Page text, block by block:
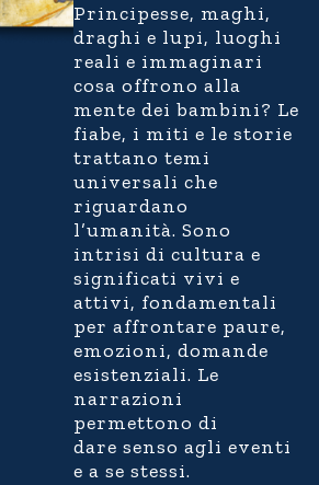
Principesse, maghi,
draghi e lupi, luoghi
reali e immaginari
cosa offrono alla
mente dei bambini? Le
fiabe, i miti e le storie
trattano temi
universali che
riguardano
l’umanità. Sono
intrisi di cultura e
significati vivi e
attivi, fondamentali
per affrontare paure,
emozioni, domande
esistenziali. Le
narrazioni
permettono di
dare senso agli eventi
e a se stessi.